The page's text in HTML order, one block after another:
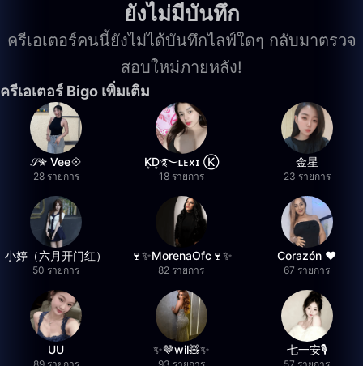
ยังไม่มีบันทึก
ครีเอเตอร์คนนี้ยังไม่ได้บันทึกไลฟ์ใดๆ กลับมาตรวจ
สอบใหม่ภายหลัง!
ครีเอเตอร์ Bigo เพิ่มเติม
𝒮✮ Vee💠
28 รายการ
K͙D͙࿐ʟᴇxɪ Ⓚ
18 รายการ
金星
23 รายการ
小婷（六月开门红）
50 รายการ
🍷✨MorenaOfc🍷✨
82 รายการ
Corazón ♥
67 รายการ
UU ✨🤎wil🧸✨ 七一安🎙️